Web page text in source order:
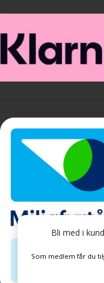
Bli med i
Som medlem får du